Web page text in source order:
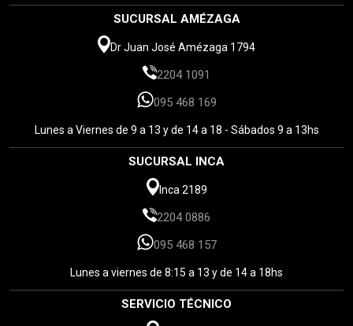
SUCURSAL AMÉZAGA
Dr Juan José Amézaga 1794
2204 1091
095 468 169
Lunes a Viernes de 9 a 13 y de 14 a 18 - Sábados 9 a 13hs
SUCURSAL INCA
Inca 2189
2204 0886
095 468 157
Lunes a viernes de 8:15 a 13 y de 14 a 18hs
SERVICIO TÉCNICO